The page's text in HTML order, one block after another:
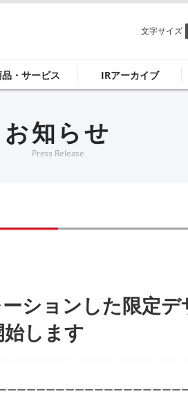
文字サイズ
・サービス IRアーカイブ
お知らせ
Press Release
ションした限定デ
します
ーーーーーーーーーーーーーーーーーー